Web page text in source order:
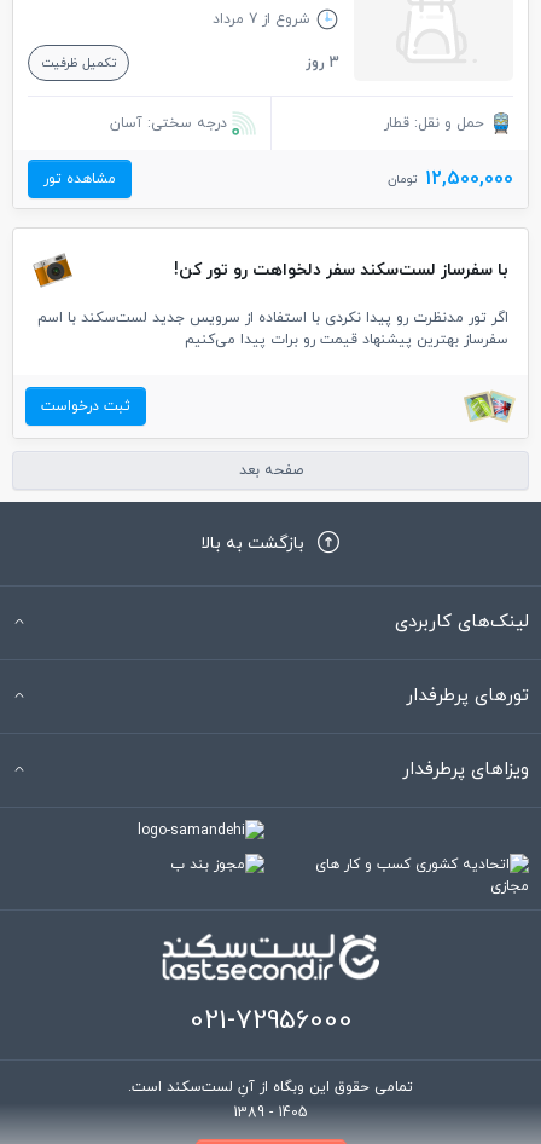
شروع از 7 مرداد
3 روز تکمیل ظرفیت
حمل و نقل: قطار درجه سختی: آسان
12,500,000 تومان مشاهده تور
با سفرساز لست‌سکند سفر دلخواهت رو تور کن!
اگر تور مدنظرت رو پیدا نکردی با استفاده از سرویس جدید لست‌سکند با اسم
سفرساز بهترین پیشنهاد قیمت رو برات پیدا می‌کنیم
ثبت درخواست
صفحه بعد
بازگشت به بالا
لینک‌های کاربردی
تورهای پرطرفدار
ویزاهای پرطرفدار
021-72956000
تمامی حقوق این وبگاه از آنِ لست‌سکند است.
1389 - 1405